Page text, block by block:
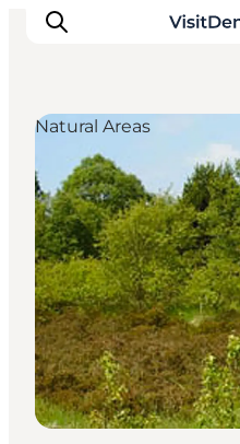
Ispirazioni
Dove andare
Cosa fare
Dove dormire
Pianifica il viaggio
Natural Areas